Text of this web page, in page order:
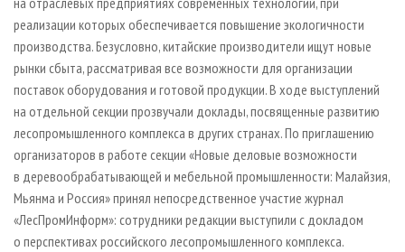
реализации которых обеспечивается повышение экологичности
производства. Безусловно, китайские производители ищут новые
рынки сбыта, рассматривая все возможности для организации
поставок оборудования и готовой продукции. В ходе выступлений
на отдельной секции прозвучали доклады, посвященные развитию
лесопромышленного комплекса в других странах. По приглашению
организаторов в работе секции «Новые деловые возможности
в деревообрабатывающей и мебельной промышленности: Малайзия,
Мьянма и Россия» принял непосредственное участие журнал
«ЛесПромИнформ»: сотрудники редакции выступили с докладом
о перспективах российского лесопромышленного комплекса.